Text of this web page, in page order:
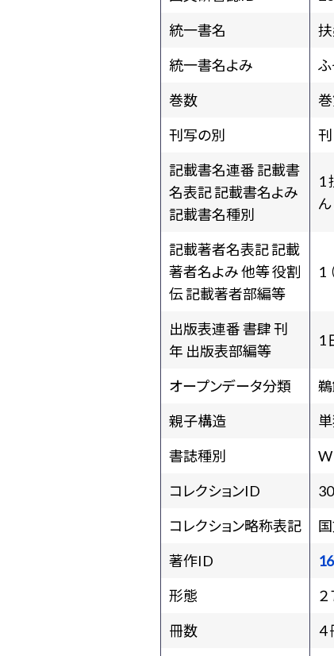
統一書名
統一書名よみ
巻数
刊写の別
刊
記載書名連番 記載書
名表記 記載書名よみ
記載書名種別
1
記載著者名表記 記載
著者名よみ 他等 役割
伝 記載著者部編等
1
出版表連番 書肆 刊
年 出版表部編等
1
オープンデータ分類
親子構造
書誌種別
W
コレクションID
コレクション略称表記
著作ID
形態
２
冊数